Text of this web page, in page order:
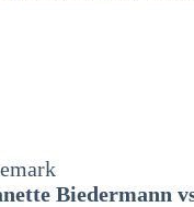
Biedermann